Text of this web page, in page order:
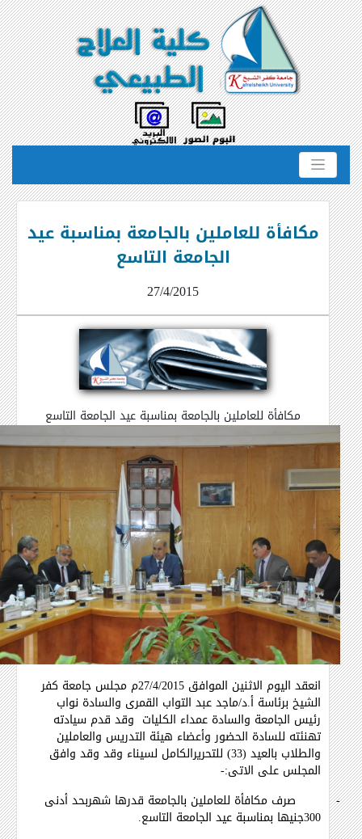
مكافأة للعاملين بالجامعة بمناسبة عيد
الجامعة التاسع
27/4/2015
مكافأة للعاملين بالجامعة بمناسبة عيد الجامعة التاسع
انعقد اليوم الاثنين الموافق 27/4/2015م مجلس جامعة كفر
الشيخ برئاسة أ.د/ماجد عبد التواب القمرى والسادة نواب
رئيس الجامعة والسادة عمداء الكليات وقد قدم سيادته
تهنئته للسادة الحضور وأعضاء هيئة التدريس والعاملين
والطلاب بالعيد (33) للتحريرالكامل لسيناء وقد وقد وافق
المجلس على الاتى:-
-
صرف مكافأة للعاملين بالجامعة قدرها شهربحد أدنى
300جنيها بمناسبة عيد الجامعة التاسع.